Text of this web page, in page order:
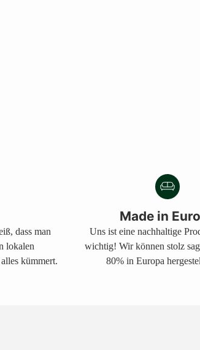
dass man
lokalen
kümmert.
Made in
Uns ist eine nachhaltige
wichtig! Wir können stolz
80% in Europa